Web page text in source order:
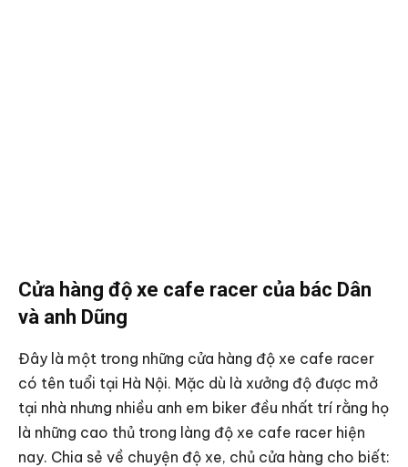
Cửa hàng độ xe cafe racer của bác Dân
và anh Dũng
Đây là một trong những cửa hàng độ xe cafe racer
có tên tuổi tại Hà Nội. Mặc dù là xưởng độ được mở
tại nhà nhưng nhiều anh em biker đều nhất trí rằng họ
là những cao thủ trong làng độ xe cafe racer hiện
nay. Chia sẻ về chuyện độ xe, chủ cửa hàng cho biết: